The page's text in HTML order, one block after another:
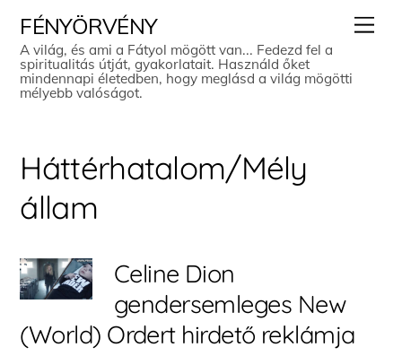
content
FÉNYÖRVÉNY
A világ, és ami a Fátyol mögött van... Fedezd fel a
spiritualitás útját, gyakorlatait. Használd őket
mindennapi életedben, hogy meglásd a világ mögötti
mélyebb valóságot.
Háttérhatalom/Mély
állam
Celine Dion
gendersemleges New
(World) Ordert hirdető reklámja